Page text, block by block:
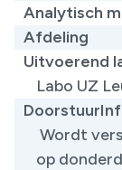
Analytisch
Afdeling
Uitvoerend
Labo UZ
Wordt
op